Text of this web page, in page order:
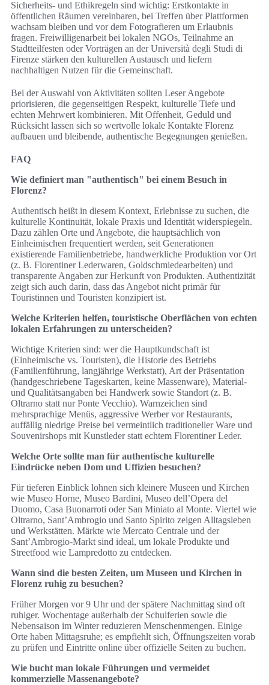
Sicherheits- und Ethikregeln sind wichtig: Erstkontakte in
öffentlichen Räumen vereinbaren, bei Treffen über Plattformen
wachsam bleiben und vor dem Fotografieren um Erlaubnis
fragen. Freiwilligenarbeit bei lokalen NGOs, Teilnahme an
Stadtteilfesten oder Vorträgen an der Università degli Studi di
Firenze stärken den kulturellen Austausch und liefern
nachhaltigen Nutzen für die Gemeinschaft.
Bei der Auswahl von Aktivitäten sollten Leser Angebote
priorisieren, die gegenseitigen Respekt, kulturelle Tiefe und
echten Mehrwert kombinieren. Mit Offenheit, Geduld und
Rücksicht lassen sich so wertvolle lokale Kontakte Florenz
aufbauen und bleibende, authentische Begegnungen genießen.
FAQ
Wie definiert man "authentisch" bei einem Besuch in
Florenz?
Authentisch heißt in diesem Kontext, Erlebnisse zu suchen, die
kulturelle Kontinuität, lokale Praxis und Identität widerspiegeln.
Dazu zählen Orte und Angebote, die hauptsächlich von
Einheimischen frequentiert werden, seit Generationen
existierende Familienbetriebe, handwerkliche Produktion vor Ort
(z. B. Florentiner Lederwaren, Goldschmiedearbeiten) und
transparente Angaben zur Herkunft von Produkten. Authentizität
zeigt sich auch darin, dass das Angebot nicht primär für
Touristinnen und Touristen konzipiert ist.
Welche Kriterien helfen, touristische Oberflächen von echten
lokalen Erfahrungen zu unterscheiden?
Wichtige Kriterien sind: wer die Hauptkundschaft ist
(Einheimische vs. Touristen), die Historie des Betriebs
(Familienführung, langjährige Werkstatt), Art der Präsentation
(handgeschriebene Tageskarten, keine Massenware), Material-
und Qualitätsangaben bei Handwerk sowie Standort (z. B.
Oltrarno statt nur Ponte Vecchio). Warnzeichen sind
mehrsprachige Menüs, aggressive Werber vor Restaurants,
auffällig niedrige Preise bei vermeintlich traditioneller Ware und
Souvenirshops mit Kunstleder statt echtem Florentiner Leder.
Welche Orte sollte man für authentische kulturelle
Eindrücke neben Dom und Uffizien besuchen?
Für tieferen Einblick lohnen sich kleinere Museen und Kirchen
wie Museo Horne, Museo Bardini, Museo dell’Opera del
Duomo, Casa Buonarroti oder San Miniato al Monte. Viertel wie
Oltrarno, Sant’Ambrogio und Santo Spirito zeigen Alltagsleben
und Werkstätten. Märkte wie Mercato Centrale und der
Sant’Ambrogio-Markt sind ideal, um lokale Produkte und
Streetfood wie Lampredotto zu entdecken.
Wann sind die besten Zeiten, um Museen und Kirchen in
Florenz ruhig zu besuchen?
Früher Morgen vor 9 Uhr und der spätere Nachmittag sind oft
ruhiger. Wochentage außerhalb der Schulferien sowie die
Nebensaison im Winter reduzieren Menschenmengen. Einige
Orte haben Mittagsruhe; es empfiehlt sich, Öffnungszeiten vorab
zu prüfen und Eintritte online über offizielle Seiten zu buchen.
Wie bucht man lokale Führungen und vermeidet
kommerzielle Massenangebote?